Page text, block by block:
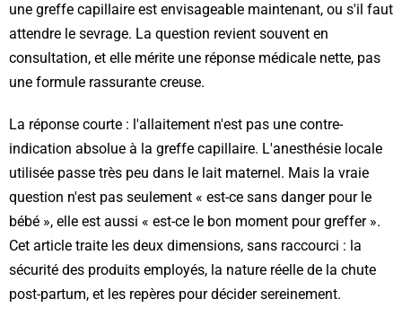
une greffe capillaire est envisageable maintenant, ou s'il faut
attendre le sevrage. La question revient souvent en
consultation, et elle mérite une réponse médicale nette, pas
une formule rassurante creuse.
La réponse courte : l'allaitement n'est pas une contre-
indication absolue à la greffe capillaire. L'anesthésie locale
utilisée passe très peu dans le lait maternel. Mais la vraie
question n'est pas seulement « est-ce sans danger pour le
bébé », elle est aussi « est-ce le bon moment pour greffer ».
Cet article traite les deux dimensions, sans raccourci : la
sécurité des produits employés, la nature réelle de la chute
post-partum, et les repères pour décider sereinement.